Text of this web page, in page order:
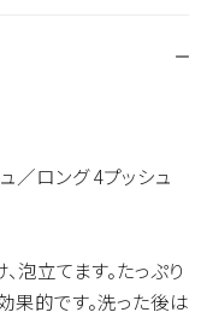
ドプロピルベタイン、
ラウロイルグルタミン
イルグルタミン酸Ｎ
アリン酸／ロジン
ペプチド－１８、グリ
シロイルケラチンアミ
／ロング 4プッシュ
泡立てます。たっぷり
果的です。洗った後は